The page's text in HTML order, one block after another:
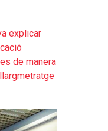
explicar
de manera